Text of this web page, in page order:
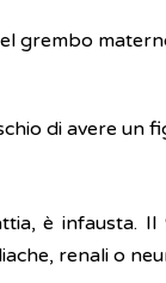
di avere un
è infausta.
renali o